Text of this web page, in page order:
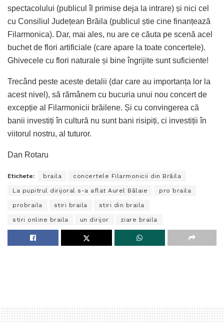
spectacolului (publicul îl primise deja la intrare) și nici cel
cu Consiliul Județean Brăila (publicul știe cine finanțează
Filarmonica). Dar, mai ales, nu are ce căuta pe scenă acel
buchet de flori artificiale (care apare la toate concertele).
Ghivecele cu flori naturale și bine îngrijite sunt suficiente!
Trecând peste aceste detalii (dar care au importanța lor la
acest nivel), să rămânem cu bucuria unui nou concert de
excepție al Filarmonicii brăilene. Și cu convingerea că
banii investiți în cultură nu sunt bani risipiți, ci investiții în
viitorul nostru, al tuturor.
Dan Rotaru
Etichete: braila concertele Filarmonicii din Brăila
La pupitrul dirijoral s-a aflat Aurel Bălaie pro braila
probraila stiri braila stiri din braila
stiri online braila un dirijor ziare braila